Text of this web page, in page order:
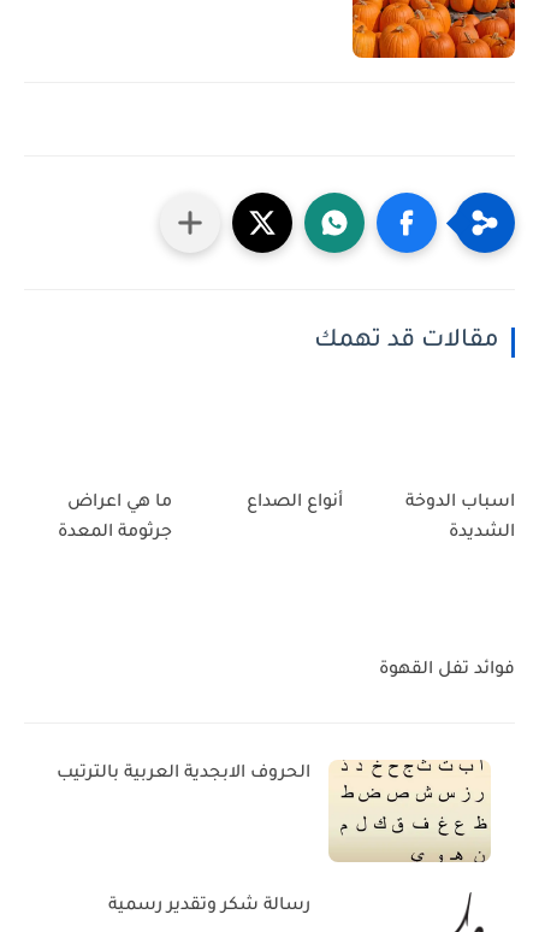
مقالات قد تهمك
اسباب الدوخة
الشديدة
أنواع الصداع
ما هي اعراض
جرثومة المعدة
فوائد تفل القهوة
الحروف الابجدية العربية بالترتيب
رسالة شكر وتقدير رسمية